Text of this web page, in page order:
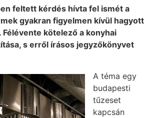
feltett kérdés hívta fel ismét a
gyakran figyelmen kívül hagyott
kötelező a konyhai
s erről írásos jegyzőkönyvet
A téma egy
budapesti
tűzeset
kapcsán